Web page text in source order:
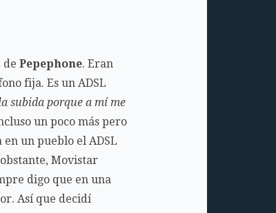
dePepephone. Eran
fija. Es un ADSL
subida porque a mí me
un poco más pero
un pueblo el ADSL
Movistar
digo que en una
Así que decidí